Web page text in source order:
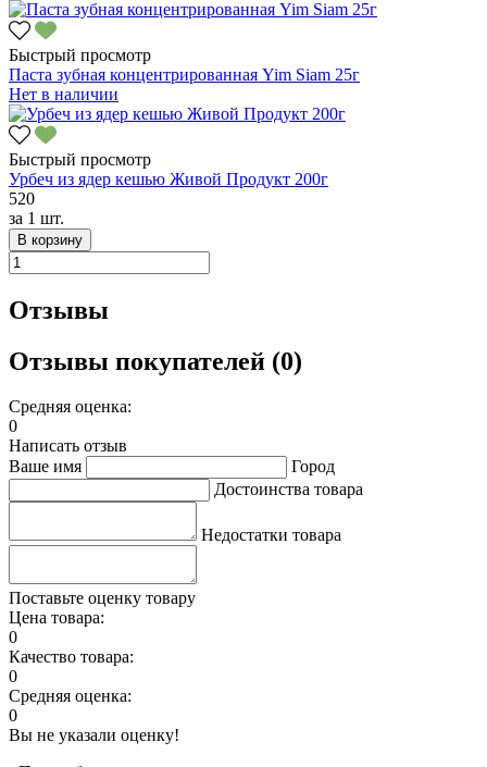
Быстрый просмотр
Паста зубная концентрированная Yim Siam 25г
Нет в наличии
Быстрый просмотр
Урбеч из ядер кешью Живой Продукт 200г
520
за 1 шт.
В корзину
Отзывы
Отзывы покупателей (0)
Средняя оценка:
0
Написать отзыв
Ваше имя
Город
Достоинства товара
Недостатки товара
Поставьте оценку товару
Цена товара:
0
Качество товара:
0
Средняя оценка:
0
Вы не указали оценку!